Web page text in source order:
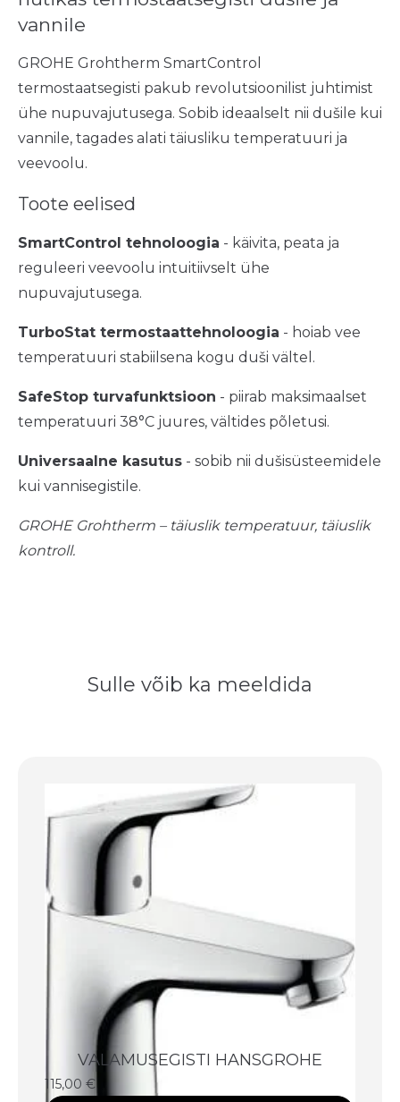
vannile
GROHE Grohtherm SmartControl
termostaatsegisti pakub revolutsioonilist juhtimist
ühe nupuvajutusega. Sobib ideaalselt nii dušile kui
vannile, tagades alati täiusliku temperatuuri ja
veevoolu.
Toote eelised
SmartControl tehnoloogia - käivita, peata ja
reguleeri veevoolu intuitiivselt ühe
nupuvajutusega.
TurboStat termostaattehnoloogia - hoiab vee
temperatuuri stabiilsena kogu duši vältel.
SafeStop turvafunktsioon - piirab maksimaalset
temperatuuri 38°C juures, vältides põletusi.
Universaalne kasutus - sobib nii dušisüsteemidele
kui vannisegistile.
GROHE Grohtherm – täiuslik temperatuur, täiuslik
kontroll.
Sulle võib ka meeldida
VALAMUSEGISTI HANSGROHE
115,00 €